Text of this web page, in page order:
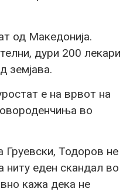
од Македонија.
дури 200 лекари
земјава.
е на врвот на
во
Тодоров не
ниту еден скандал во
кажа дека не